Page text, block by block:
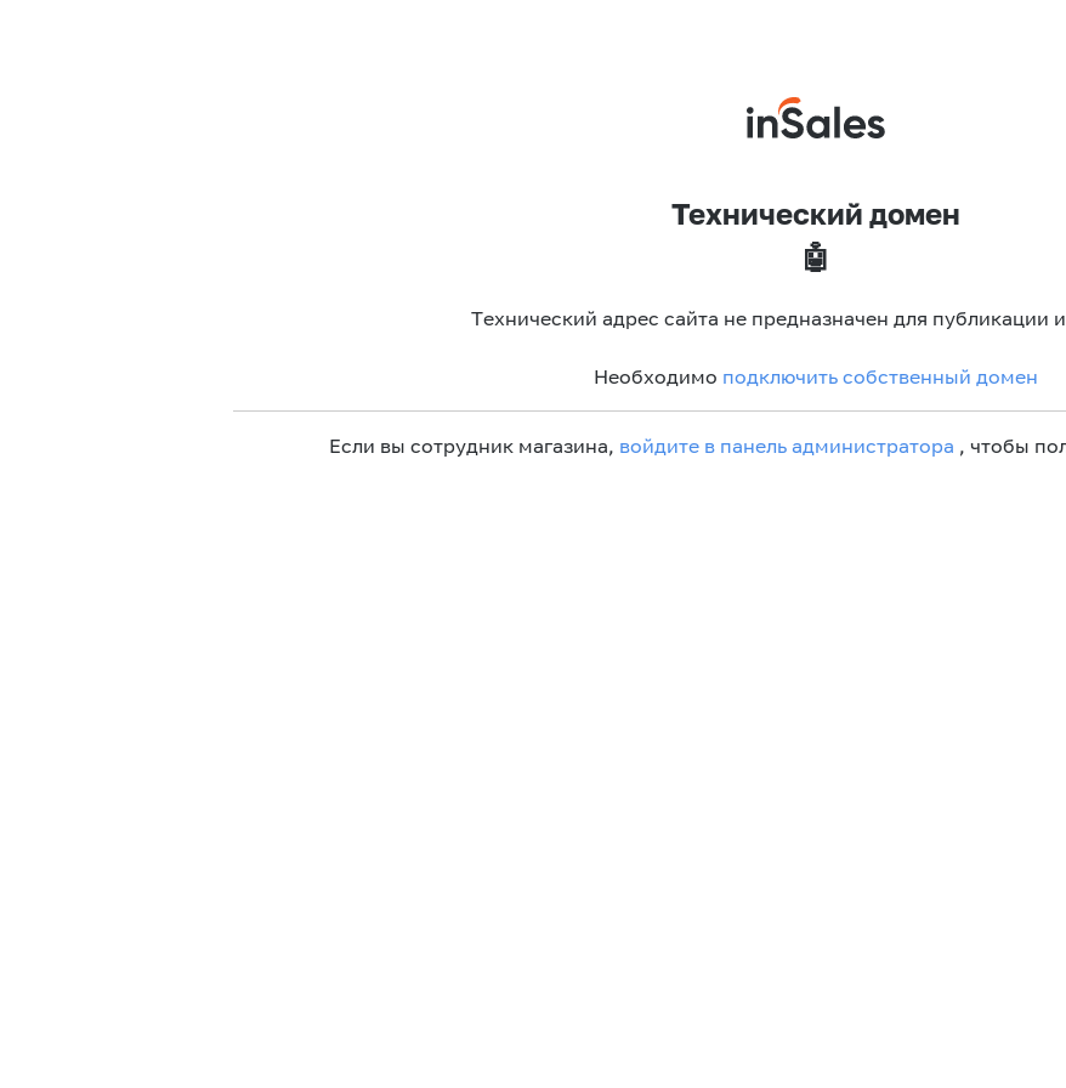
Технический домен
🤖
Технический адрес сайта не предназначен для публикации
Необходимо подключить собственный домен
Если вы сотрудник магазина, войдите в панель администратора , чтобы